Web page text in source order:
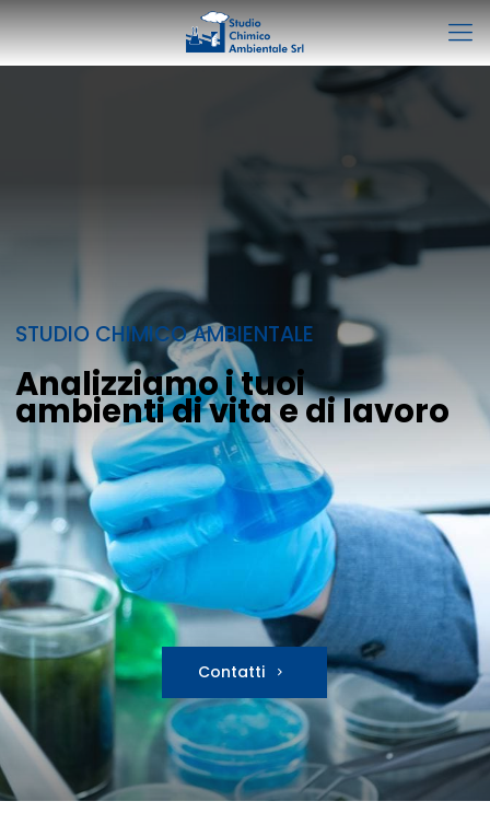
STUDIO CHIMICO AMBIENTALE
Analizziamo i tuoi
ambienti di vita e di lavoro
Contatti